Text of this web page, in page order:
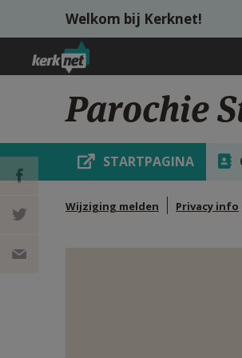
Overslaan en naar de inhoud gaan
Welkom bij Kerknet!
Parochie
STARTPAGINA
Wijziging melden Privacy info
DEEL OP
FACEBOOK
DEEL OP